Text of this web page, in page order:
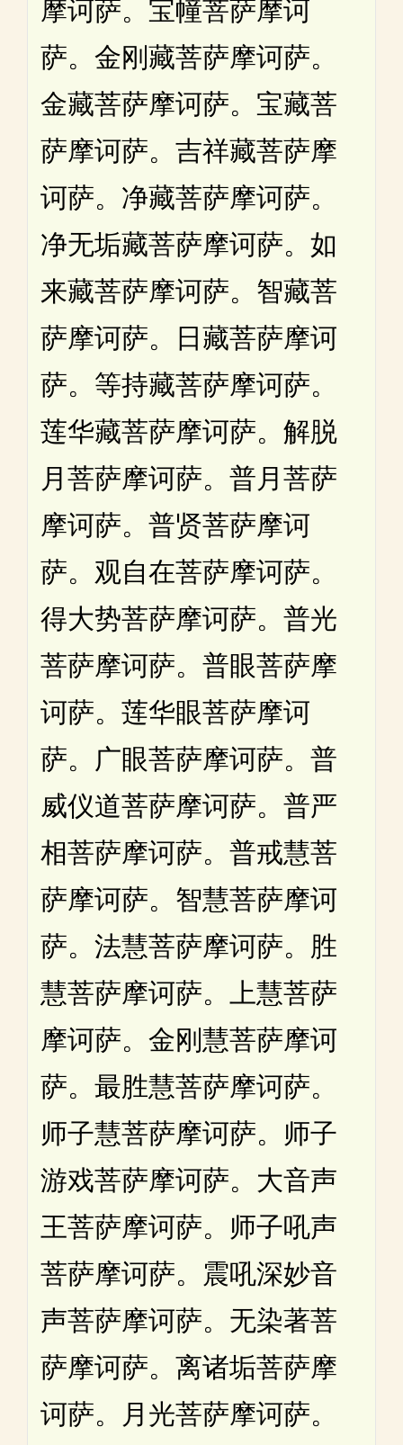
摩诃萨。宝幢菩萨摩诃
萨。金刚藏菩萨摩诃萨。
金藏菩萨摩诃萨。宝藏菩
萨摩诃萨。吉祥藏菩萨摩
诃萨。净藏菩萨摩诃萨。
净无垢藏菩萨摩诃萨。如
来藏菩萨摩诃萨。智藏菩
萨摩诃萨。日藏菩萨摩诃
萨。等持藏菩萨摩诃萨。
莲华藏菩萨摩诃萨。解脱
月菩萨摩诃萨。普月菩萨
摩诃萨。普贤菩萨摩诃
萨。观自在菩萨摩诃萨。
得大势菩萨摩诃萨。普光
菩萨摩诃萨。普眼菩萨摩
诃萨。莲华眼菩萨摩诃
萨。广眼菩萨摩诃萨。普
威仪道菩萨摩诃萨。普严
相菩萨摩诃萨。普戒慧菩
萨摩诃萨。智慧菩萨摩诃
萨。法慧菩萨摩诃萨。胜
慧菩萨摩诃萨。上慧菩萨
摩诃萨。金刚慧菩萨摩诃
萨。最胜慧菩萨摩诃萨。
师子慧菩萨摩诃萨。师子
游戏菩萨摩诃萨。大音声
王菩萨摩诃萨。师子吼声
菩萨摩诃萨。震吼深妙音
声菩萨摩诃萨。无染著菩
萨摩诃萨。离诸垢菩萨摩
诃萨。月光菩萨摩诃萨。